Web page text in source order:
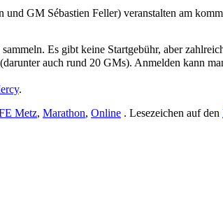
GM Sébastien Feller) veranstalten am
Es gibt keine Startgebühr, aber
auch rund 20 GMs). Anmelden kann
.
Metz, Marathon, Online . Lesezeichen auf den